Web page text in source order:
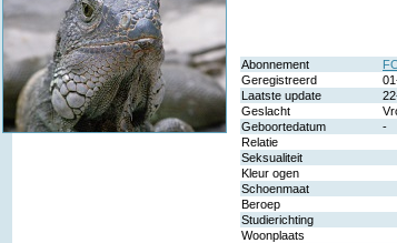
Abonnement
Geregistreerd
Laatste update
Geslacht
Geboortedatum
-
Relatie
Seksualiteit
Kleur ogen
Schoenmaat
Beroep
Studierichting
Woonplaats